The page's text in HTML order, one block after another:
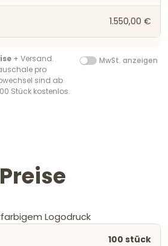
1.550,00 €
+ Versand.
pro
sind ab
Stück kostenlos.
MwSt. anzeigen
Preise
Logodruck
100 stück